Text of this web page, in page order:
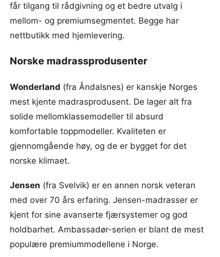
får tilgang til rådgivning og et bedre utvalg i
mellom- og premiumsegmentet. Begge har
nettbutikk med hjemlevering.
Norske madrassprodusenter
Wonderland (fra Åndalsnes) er kanskje Norges
mest kjente madrasprodusent. De lager alt fra
solide mellomklassemodeller til absurd
komfortable toppmodeller. Kvaliteten er
gjennomgående høy, og de er bygget for det
norske klimaet.
Jensen (fra Svelvik) er en annen norsk veteran
med over 70 års erfaring. Jensen-madrasser er
kjent for sine avanserte fjærsystemer og god
holdbarhet. Ambassadør-serien er blant de mest
populære premiummodellene i Norge.